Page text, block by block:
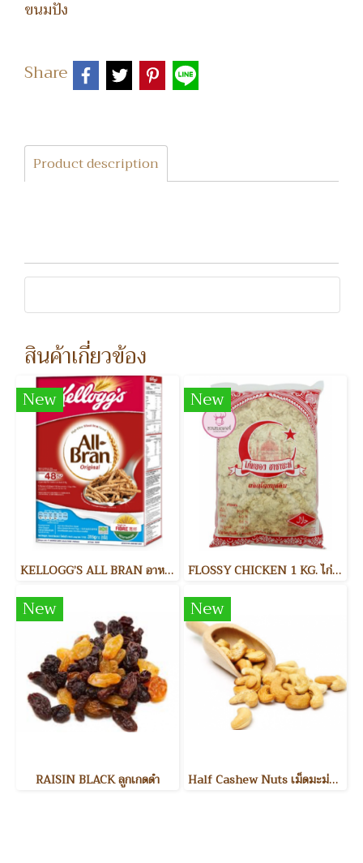
ขนมปัง
Share
Product description
สินค้าเกี่ยวข้อง
New
KELLOGG’S ALL BRAN อาหารเช้า
New
FLOSSY CHICKEN 1 KG. ไก่หยอง
New
RAISIN BLACK ลูกเกดดำ
New
Half Cashew Nuts เม็ดมะม่วงหิมพานต์แบ่งครึ่ง